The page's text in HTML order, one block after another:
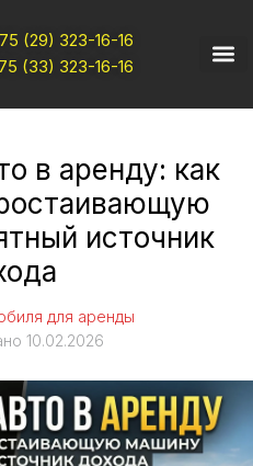
(29) 323-16-16
(33) 323-16-16
в аренду: как
источник
для аренды
10.02.2026